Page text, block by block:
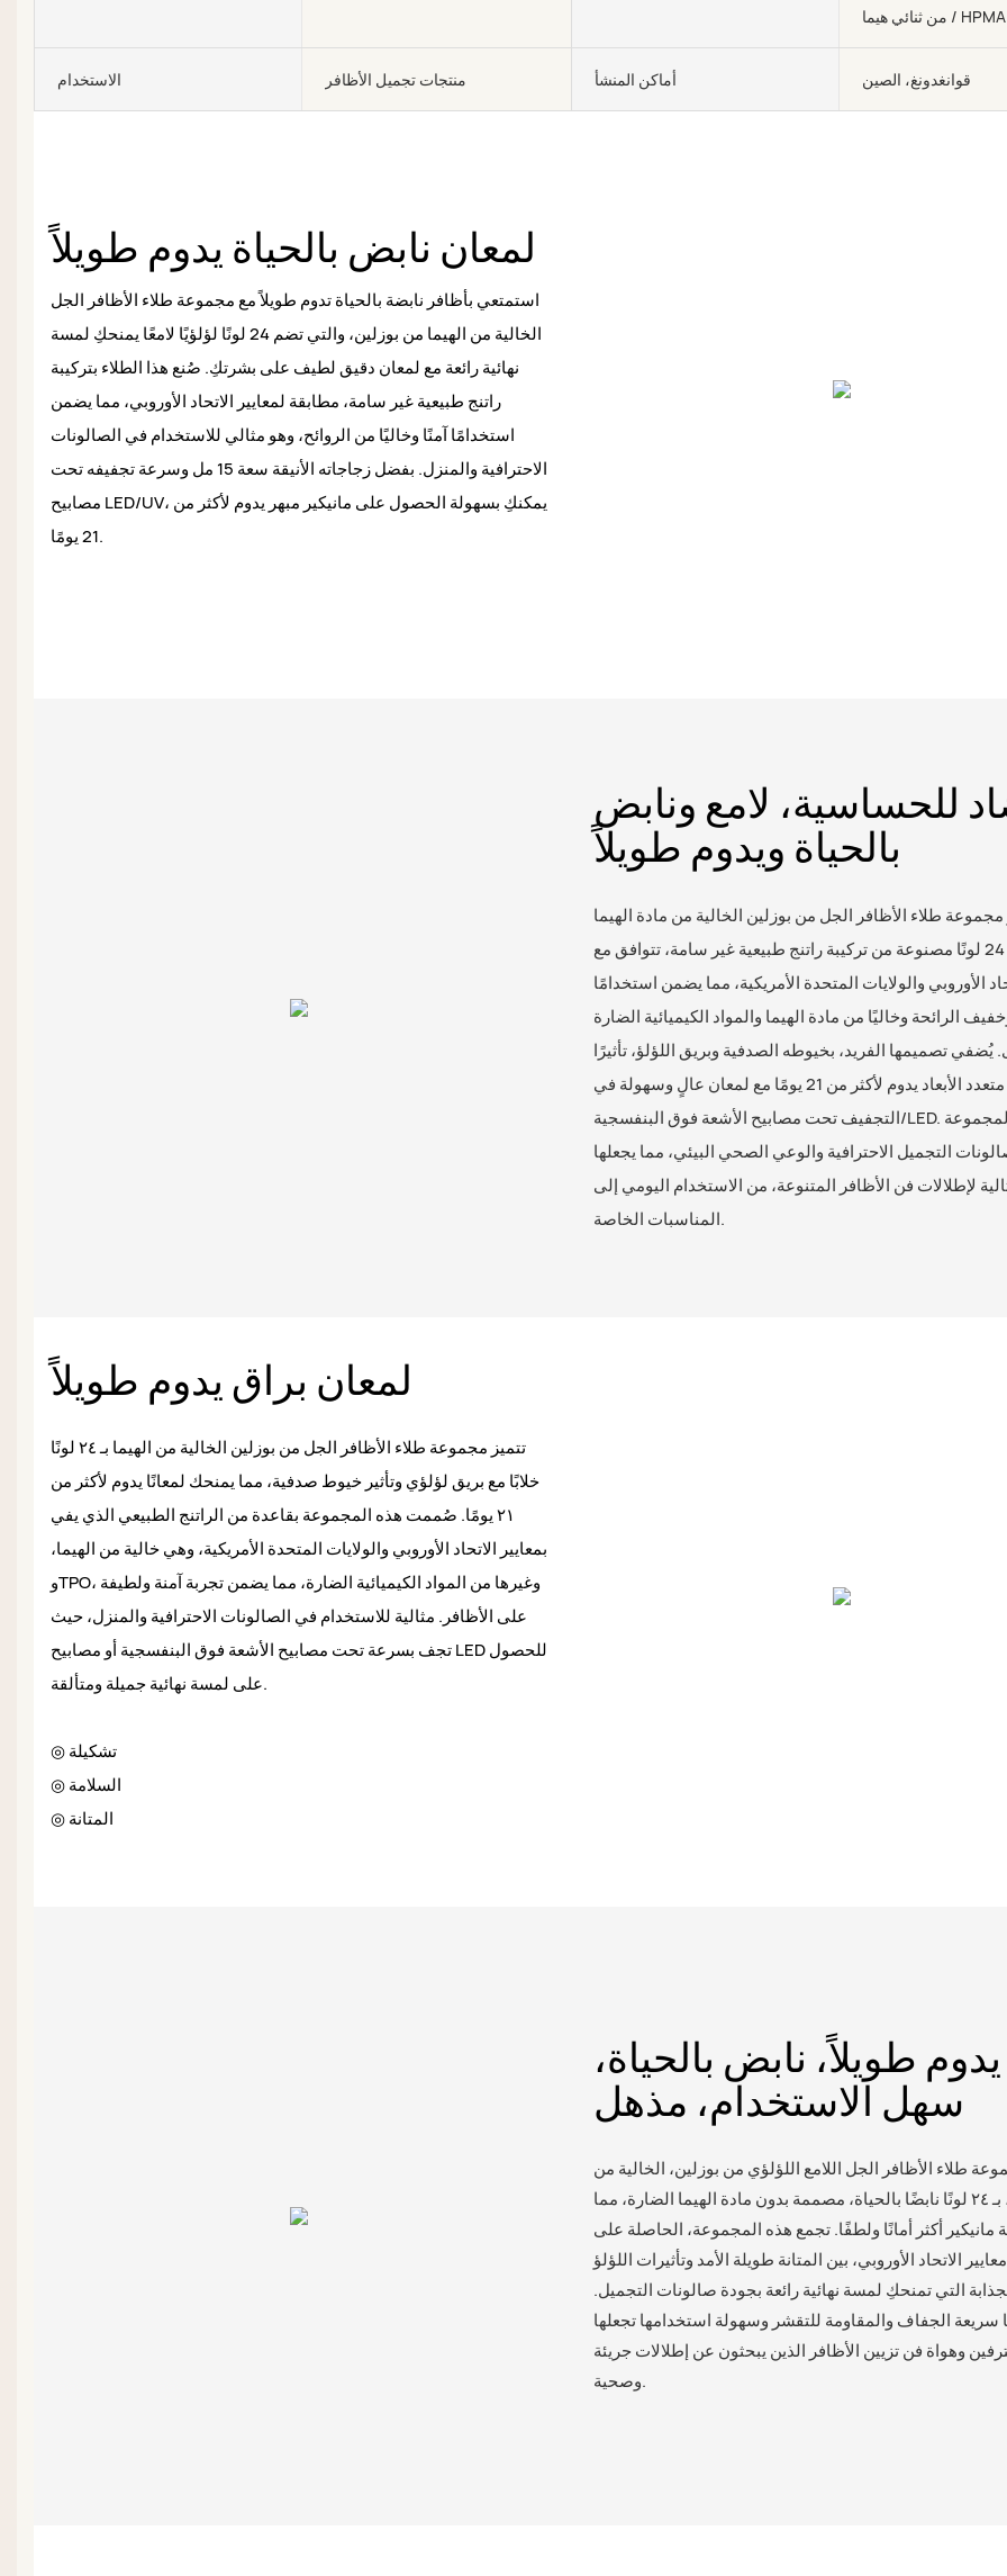
من ثنائي هيما / HPMA
الاستخدام منتجات تجميل الأظافر أماكن المنشأ قوانغدونغ، الصين
لمعان نابض بالحياة يدوم طويلاً
استمتعي بأظافر نابضة بالحياة تدوم طويلاً مع مجموعة طلاء الأظافر الجل
الخالية من الهيما من بوزلين، والتي تضم 24 لونًا لؤلؤيًا لامعًا يمنحكِ لمسة
نهائية رائعة مع لمعان دقيق لطيف على بشرتكِ. صُنع هذا الطلاء بتركيبة
راتنج طبيعية غير سامة، مطابقة لمعايير الاتحاد الأوروبي، مما يضمن
استخدامًا آمنًا وخاليًا من الروائح، وهو مثالي للاستخدام في الصالونات
الاحترافية والمنزل. بفضل زجاجاته الأنيقة سعة 15 مل وسرعة تجفيفه تحت
مصابيح LED/UV، يمكنكِ بسهولة الحصول على مانيكير مبهر يدوم لأكثر من
21 يومًا.
للحساسية، لامع ونابض
بالحياة ويدوم طويلاً
مجموعة طلاء الأظافر الجل من بوزلين الخالية من مادة الهيما
بتشكيلة من 24 لونًا مصنوعة من تركيبة راتنج طبيعية غير سامة، تتوافق مع
الأوروبي والولايات المتحدة الأمريكية، مما يضمن استخدامًا
الرائحة وخاليًا من مادة الهيما والمواد الكيميائية الضارة
يُضفي تصميمها الفريد، بخيوطه الصدفية وبريق اللؤلؤ، تأثيرًا
متلألئًا متعدد الأبعاد يدوم لأكثر من 21 يومًا مع لمعان عالٍ وسهولة في
التجفيف تحت مصابيح الأشعة فوق البنفسجية/LED. تجمع هذه المجموعة
التجميل الاحترافية والوعي الصحي البيئي، مما يجعلها
لإطلالات فن الأظافر المتنوعة، من الاستخدام اليومي إلى
المناسبات الخاصة.
لمعان براق يدوم طويلاً
تتميز مجموعة طلاء الأظافر الجل من بوزلين الخالية من الهيما بـ ٢٤ لونًا
خلابًا مع بريق لؤلؤي وتأثير خيوط صدفية، مما يمنحك لمعانًا يدوم لأكثر من
٢١ يومًا. صُممت هذه المجموعة بقاعدة من الراتنج الطبيعي الذي يفي
بمعايير الاتحاد الأوروبي والولايات المتحدة الأمريكية، وهي خالية من الهيما،
وTPO، وغيرها من المواد الكيميائية الضارة، مما يضمن تجربة آمنة ولطيفة
على الأظافر. مثالية للاستخدام في الصالونات الاحترافية والمنزل، حيث
تجف بسرعة تحت مصابيح الأشعة فوق البنفسجية أو مصابيح LED للحصول
على لمسة نهائية جميلة ومتألقة.
◎ تشكيلة
◎ السلامة
◎ المتانة
يدوم طويلاً، نابض بالحياة،
سهل الاستخدام، مذهل
طلاء الأظافر الجل اللامع اللؤلؤي من بوزلين، الخالية من
مادة الهيما، بـ ٢٤ لونًا نابضًا بالحياة، مصممة بدون مادة الهيما الضارة، مما
مانيكير أكثر أمانًا ولطفًا. تجمع هذه المجموعة، الحاصلة على
الاتحاد الأوروبي، بين المتانة طويلة الأمد وتأثيرات اللؤلؤ
التي تمنحكِ لمسة نهائية رائعة بجودة صالونات التجميل.
سريعة الجفاف والمقاومة للتقشر وسهولة استخدامها تجعلها
وهواة فن تزيين الأظافر الذين يبحثون عن إطلالات جريئة
وصحية.